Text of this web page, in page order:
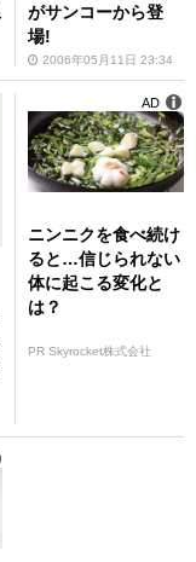
がサンコーから登
場!
2006年05月11日 23:34
ニンニクを食べ続け
ると…信じられない
体に起こる変化と
は？
PR Skyrocket株式会社
AD